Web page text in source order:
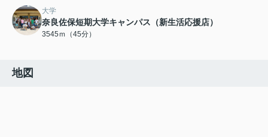
大学
奈良佐保短期大学キャンパス（新生活応援店）
3545ｍ（45分）
地図